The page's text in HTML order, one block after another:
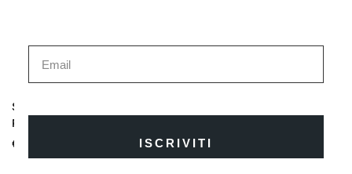
Skin Perfecting Veil | Velo
Perfezionatore Illuminante
€ ISCRIVITI